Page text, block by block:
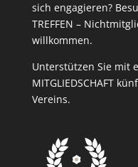
sich engagieren?
TREFFEN –
willkommen.
Unterstützen Sie mit
MITGLIEDSCHAFT
Vereins.